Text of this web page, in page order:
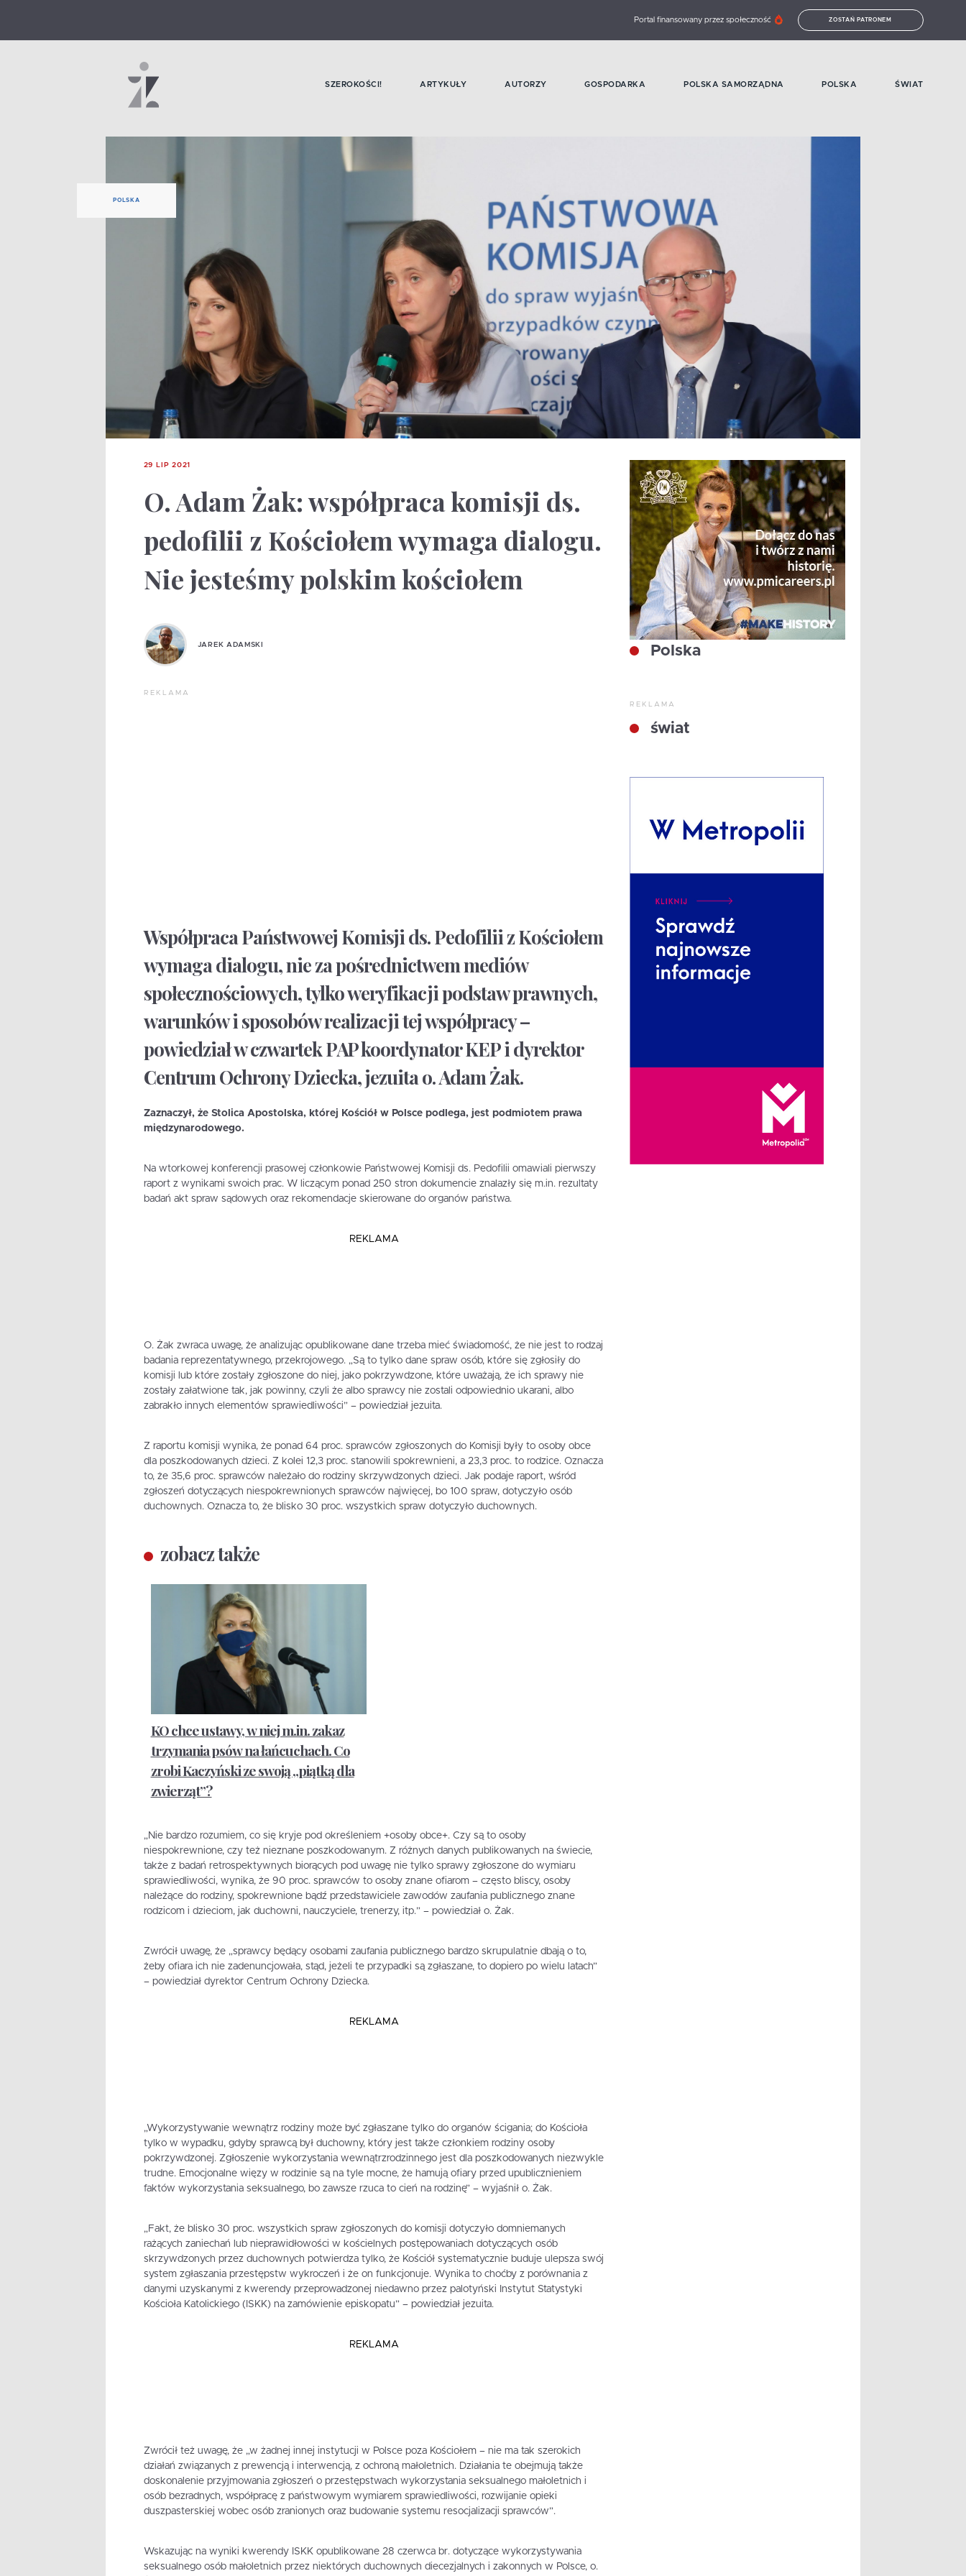
Portal finansowany przez społeczność ZOSTAŃ PATRONEM
SZEROKOŚCI! ARTYKUŁY AUTORZY GOSPODARKA POLSKA SAMORZĄDNA POLSKA ŚWIAT
POLSKA
29 LIP 2021
O. Adam Żak: współpraca komisji ds.
pedofilii z Kościołem wymaga dialogu.
Nie jesteśmy polskim kościołem
JAREK ADAMSKI
REKLAMA
Współpraca Państwowej Komisji ds. Pedofilii z Kościołem
wymaga dialogu, nie za pośrednictwem mediów
społecznościowych, tylko weryfikacji podstaw prawnych,
warunków i sposobów realizacji tej współpracy –
powiedział w czwartek PAP koordynator KEP i dyrektor
Centrum Ochrony Dziecka, jezuita o. Adam Żak.
Zaznaczył, że Stolica Apostolska, której Kościół w Polsce podlega, jest podmiotem prawa
międzynarodowego.
Na wtorkowej konferencji prasowej członkowie Państwowej Komisji ds. Pedofilii omawiali pierwszy
raport z wynikami swoich prac. W liczącym ponad 250 stron dokumencie znalazły się m.in. rezultaty
badań akt spraw sądowych oraz rekomendacje skierowane do organów państwa.
REKLAMA
O. Żak zwraca uwagę, że analizując opublikowane dane trzeba mieć świadomość, że nie jest to rodzaj
badania reprezentatywnego, przekrojowego. „Są to tylko dane spraw osób, które się zgłosiły do
komisji lub które zostały zgłoszone do niej, jako pokrzywdzone, które uważają, że ich sprawy nie
zostały załatwione tak, jak powinny, czyli że albo sprawcy nie zostali odpowiednio ukarani, albo
zabrakło innych elementów sprawiedliwości” – powiedział jezuita.
Z raportu komisji wynika, że ponad 64 proc. sprawców zgłoszonych do Komisji były to osoby obce
dla poszkodowanych dzieci. Z kolei 12,3 proc. stanowili spokrewnieni, a 23,3 proc. to rodzice. Oznacza
to, że 35,6 proc. sprawców należało do rodziny skrzywdzonych dzieci. Jak podaje raport, wśród
zgłoszeń dotyczących niespokrewnionych sprawców najwięcej, bo 100 spraw, dotyczyło osób
duchownych. Oznacza to, że blisko 30 proc. wszystkich spraw dotyczyło duchownych.
zobacz także
KO chce ustawy, w niej m.in. zakaz
trzymania psów na łańcuchach. Co
zrobi Kaczyński ze swoją „piątką dla
zwierząt”?
„Nie bardzo rozumiem, co się kryje pod określeniem +osoby obce+. Czy są to osoby
niespokrewnione, czy też nieznane poszkodowanym. Z różnych danych publikowanych na świecie,
także z badań retrospektywnych biorących pod uwagę nie tylko sprawy zgłoszone do wymiaru
sprawiedliwości, wynika, że 90 proc. sprawców to osoby znane ofiarom – często bliscy, osoby
należące do rodziny, spokrewnione bądź przedstawiciele zawodów zaufania publicznego znane
rodzicom i dzieciom, jak duchowni, nauczyciele, trenerzy, itp.” – powiedział o. Żak.
Zwrócił uwagę, że „sprawcy będący osobami zaufania publicznego bardzo skrupulatnie dbają o to,
żeby ofiara ich nie zadenuncjowała, stąd, jeżeli te przypadki są zgłaszane, to dopiero po wielu latach”
– powiedział dyrektor Centrum Ochrony Dziecka.
REKLAMA
„Wykorzystywanie wewnątrz rodziny może być zgłaszane tylko do organów ścigania; do Kościoła
tylko w wypadku, gdyby sprawcą był duchowny, który jest także członkiem rodziny osoby
pokrzywdzonej. Zgłoszenie wykorzystania wewnątrzrodzinnego jest dla poszkodowanych niezwykle
trudne. Emocjonalne więzy w rodzinie są na tyle mocne, że hamują ofiary przed upublicznieniem
faktów wykorzystania seksualnego, bo zawsze rzuca to cień na rodzinę” – wyjaśnił o. Żak.
„Fakt, że blisko 30 proc. wszystkich spraw zgłoszonych do komisji dotyczyło domniemanych
rażących zaniechań lub nieprawidłowości w kościelnych postępowaniach dotyczących osób
skrzywdzonych przez duchownych potwierdza tylko, że Kościół systematycznie buduje ulepsza swój
system zgłaszania przestępstw wykroczeń i że on funkcjonuje. Wynika to choćby z porównania z
danymi uzyskanymi z kwerendy przeprowadzonej niedawno przez palotyński Instytut Statystyki
Kościoła Katolickiego (ISKK) na zamówienie episkopatu” – powiedział jezuita.
REKLAMA
Zwrócił też uwagę, że „w żadnej innej instytucji w Polsce poza Kościołem – nie ma tak szerokich
działań związanych z prewencją i interwencją, z ochroną małoletnich. Działania te obejmują także
doskonalenie przyjmowania zgłoszeń o przestępstwach wykorzystania seksualnego małoletnich i
osób bezradnych, współpracę z państwowym wymiarem sprawiedliwości, rozwijanie opieki
duszpasterskiej wobec osób zranionych oraz budowanie systemu resocjalizacji sprawców”.
Wskazując na wyniki kwerendy ISKK opublikowane 28 czerwca br. dotyczące wykorzystywania
seksualnego osób małoletnich przez niektórych duchownych diecezjalnych i zakonnych w Polsce, o.
Polska
REKLAMA
świat